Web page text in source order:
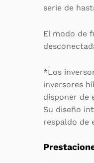
serie de
El modo de
*Los
inversores
disponer de
Su diseño
respaldo de